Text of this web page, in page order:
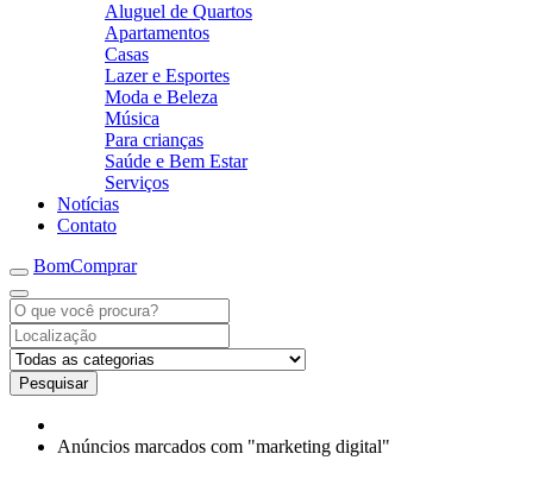
Aluguel de Quartos
Apartamentos
Casas
Lazer e Esportes
Moda e Beleza
Música
Para crianças
Saúde e Bem Estar
Serviços
Notícias
Contato
BomComprar
Pesquisar
Anúncios marcados com "marketing digital"